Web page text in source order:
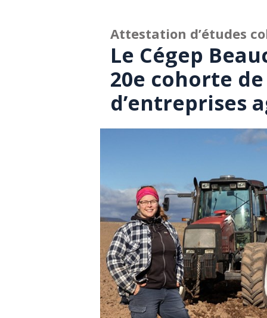
Attestation d’études
Le Cégep
20e cohorte de
d’entreprises